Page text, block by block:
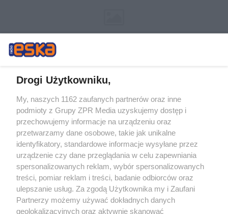
Żaden utwór zamieszczony w serwisie nie może być powielany i
rozpowszechniany lub dalej rozpowszechniany w jakikolwiek sposób (w
tym także elektroniczny lub mechaniczny) na jakimkolwiek polu
eksploatacji w jakiejkolwiek formie, włącznie z umieszczaniem w
Internecie bez pisemnej zgody właściciela praw. Jakiekolwiek użycie lub
wykorzystanie utworów w całości lub w części z naruszeniem prawa,
tzn. bez właściwej zgody, jest zabronione pod groźbą kary i może być
ścigane prawnie.
Drogi Użytkowniku,
My, naszych 1162 zaufanych partnerów oraz inne
podmioty z Grupy ZPR Media uzyskujemy dostęp i
przechowujemy informacje na urządzeniu oraz
przetwarzamy dane osobowe, takie jak unikalne
identyfikatory, standardowe informacje wysyłane przez
urządzenie czy dane przeglądania w celu zapewniania
spersonalizowanych reklam, wybór spersonalizowanych
treści, pomiar reklam i treści, badanie odbiorców oraz
ulepszanie usług. Za zgodą Użytkownika my i Zaufani
Partnerzy możemy używać dokładnych danych
geolokalizacyjnych oraz aktywnie skanować